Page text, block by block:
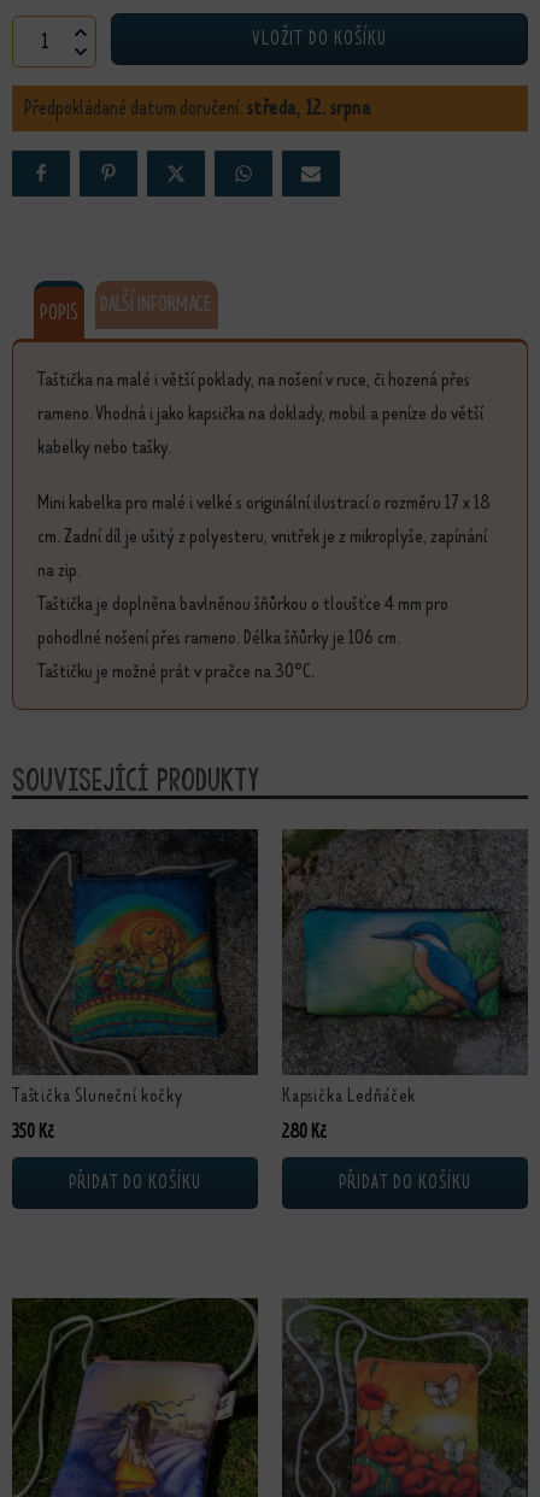
Taštička Ledňáček množství VLOŽIT DO KOŠÍKU
Předpokládané datum doručení:středa, 12. srpna
POPIS DALŠÍ INFORMACE
Taštička na malé i větší poklady, na nošení v ruce, či hozená přes
rameno. Vhodná i jako kapsička na doklady, mobil a peníze do větší
kabelky nebo tašky.
Mini kabelka pro malé i velké s originální ilustrací o rozměru 17 x 18
cm. Zadní díl je ušitý z polyesteru, vnitřek je z mikroplyše, zapínání
na zip.
Taštička je doplněna bavlněnou šňůrkou o tloušťce 4 mm pro
pohodlné nošení přes rameno. Délka šňůrky je 106 cm.
Taštičku je možné prát v pračce na 30°C.
Související produkty
Taštička Sluneční kočky
350 Kč
PŘIDAT DO KOŠÍKU
Kapsička Ledňáček
280 Kč
PŘIDAT DO KOŠÍKU